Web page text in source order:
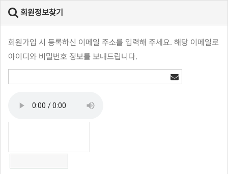
회원정보찾기
회원가입 시 등록하신 이메일 주소를 입력해 주세요. 해당 이메일로
아이디와 비밀번호 정보를 보내드립니다.